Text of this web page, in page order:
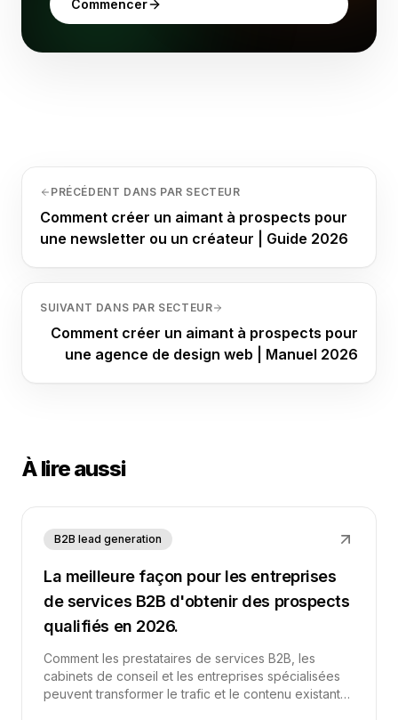
Commencer
PRÉCÉDENT DANS PAR SECTEUR
Comment créer un aimant à prospects pour
une newsletter ou un créateur | Guide 2026
SUIVANT DANS PAR SECTEUR
Comment créer un aimant à prospects pour
une agence de design web | Manuel 2026
À lire aussi
B2B lead generation
La meilleure façon pour les entreprises
de services B2B d'obtenir des prospects
qualifiés en 2026.
Comment les prestataires de services B2B, les
cabinets de conseil et les entreprises spécialisées
peuvent transformer le trafic et le contenu existants